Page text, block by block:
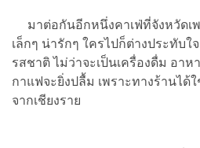
มาต่อกันอีกหนึ่งคาเฟ่ที่จังหวัดเ
เล็กๆ น่ารักๆ ใครไปก็ต่างประทับใ
รสชาติ ไม่ว่าจะเป็นเครื่องดื่ม อา
กาแฟจะยิ่งปลื้ม เพราะทางร้านไ
จากเชียงราย